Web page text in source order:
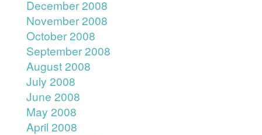
December 2008
November 2008
October 2008
September 2008
August 2008
July 2008
June 2008
May 2008
April 2008